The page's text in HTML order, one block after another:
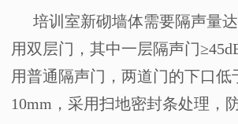
培训室新砌墙体需要隔声量
用双层门，其中一层隔声门≥
用普通隔声门，两道门的下口低
10mm ，采用扫地密封条处理，